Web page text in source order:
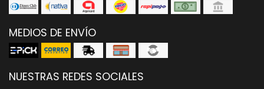
MEDIOS DE ENVÍO
NUESTRAS REDES SOCIALES